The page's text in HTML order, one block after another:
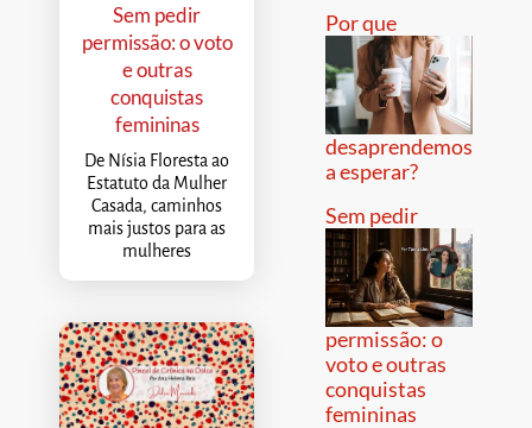
Sem pedir
permissão: o voto
e outras
conquistas
femininas
De Nísia Floresta ao
Estatuto da Mulher
Casada, caminhos
mais justos para as
mulheres
Por que
desaprendemos
a esperar?
Sem pedir
permissão: o
voto e outras
conquistas
femininas